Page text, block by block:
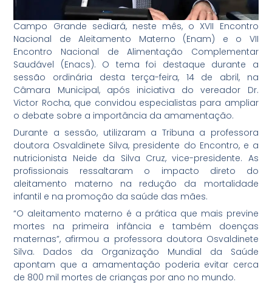
Campo Grande sediará, neste mês, o XVII Encontro
Nacional de Aleitamento Materno (Enam) e o VII
Encontro Nacional de Alimentação Complementar
Saudável (Enacs). O tema foi destaque durante a
sessão ordinária desta terça-feira, 14 de abril, na
Câmara Municipal, após iniciativa do vereador Dr.
Victor Rocha, que convidou especialistas para ampliar
o debate sobre a importância da amamentação.
Durante a sessão, utilizaram a Tribuna a professora
doutora Osvaldinete Silva, presidente do Encontro, e a
nutricionista Neide da Silva Cruz, vice-presidente. As
profissionais ressaltaram o impacto direto do
aleitamento materno na redução da mortalidade
infantil e na promoção da saúde das mães.
“O aleitamento materno é a prática que mais previne
mortes na primeira infância e também doenças
maternas”, afirmou a professora doutora Osvaldinete
Silva. Dados da Organização Mundial da Saúde
apontam que a amamentação poderia evitar cerca
de 800 mil mortes de crianças por ano no mundo.